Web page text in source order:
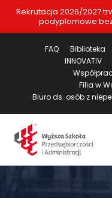
Rekrutacja 2026/2027
podyplomowe
FAQ Biblioteka
INNOVATIV
Filia w
Biuro ds. osób z